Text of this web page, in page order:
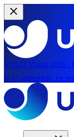
YOLO Vision 2026 :
le 13 septembre, en